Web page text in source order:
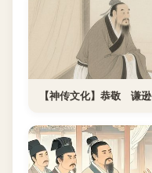
【神传文化】恭敬 谦逊